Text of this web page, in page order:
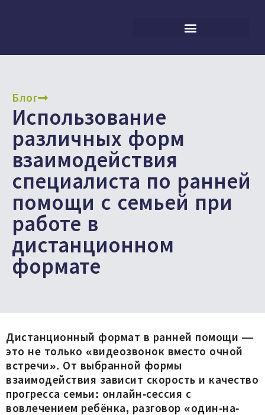
Блог
Использование
различных форм
взаимодействия
специалиста по ранней
помощи с семьей при
работе в
дистанционном
формате
Дистанционный формат в ранней помощи —
это не только «видеозвонок вместо очной
встречи». От выбранной формы
взаимодействия зависит скорость и качество
прогресса семьи: онлайн-сессия с
вовлечением ребёнка, разговор «один-на-